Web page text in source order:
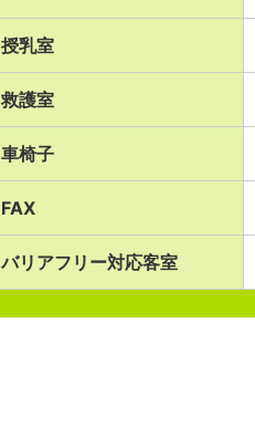
授乳室
救護室
車椅子
FAX
バリアフリー対応客室